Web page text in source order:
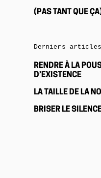
(PAS TANT QUE
Derniers articles
RENDRE À LA
D’EXISTENCE
LA TAILLE DE LA
BRISER LE